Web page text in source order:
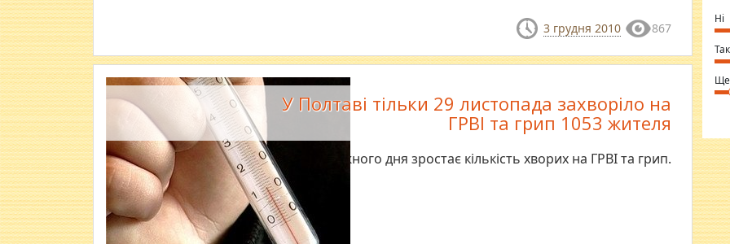
3 грудня 2010 867
У Полтаві тільки 29 листопада захворіло на
ГРВІ та грип 1053 жителя
Кожного дня зростає кількість хворих на ГРВІ та грип.
⇒
Ні
Так
Ще